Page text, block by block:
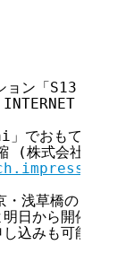
「S13 国際ロ
INTERNET Watch
でおもてなし!?
(株式会社イン
草橋のヒューリ
日から開催です
込みも可能です